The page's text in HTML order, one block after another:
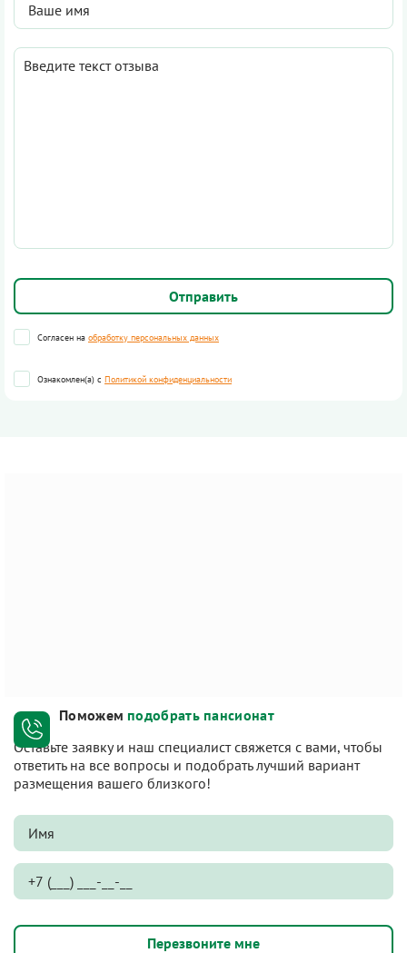
Согласен на обработку персональных данных
Ознакомлен(а) с Политикой конфиденциальности
Поможем подобрать пансионат
Оставьте заявку и наш специалист свяжется с вами, чтобы
ответить на все вопросы и подобрать лучший вариант
размещения вашего близкого!